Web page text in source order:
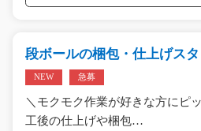
段ボールの梱包・仕上げス
NEW 急募
＼モクモク作業が好きな方にピ
工後の仕上げや梱包…